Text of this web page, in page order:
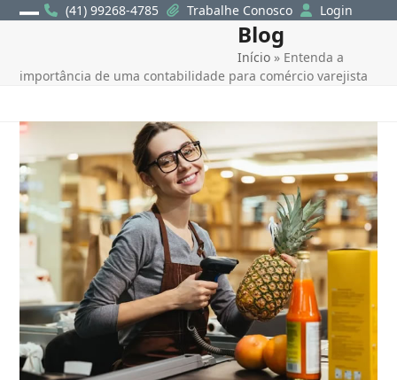
Skip
(41) 99268-4785 Trabalhe Conosco Login
menu
menu
Blog
Início » Entenda a
importância de uma contabilidade para comércio varejista